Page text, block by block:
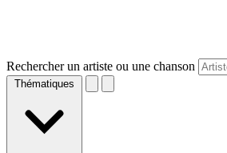
Rechercher un artiste ou une chanson
Thématiques